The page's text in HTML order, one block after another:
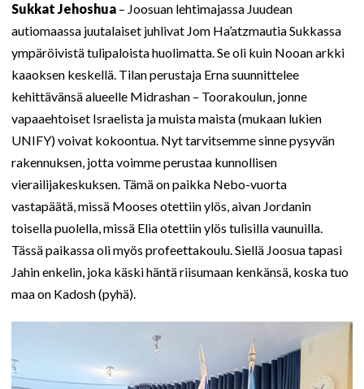
Sukkat Jehoshua – Joosuan lehtimajassa Juudean
autiomaassa juutalaiset juhlivat Jom Ha’atzmautia Sukkassa
ympäröivistä tulipaloista huolimatta. Se oli kuin Nooan arkki
kaaoksen keskellä. Tilan perustaja Erna suunnittelee
kehittävänsä alueelle Midrashan – Toorakoulun, jonne
vapaaehtoiset Israelista ja muista maista (mukaan lukien
UNIFY) voivat kokoontua. Nyt tarvitsemme sinne pysyvän
rakennuksen, jotta voimme perustaa kunnollisen
vierailijakeskuksen. Tämä on paikka Nebo-vuorta
vastapäätä, missä Mooses otettiin ylös, aivan Jordanin
toisella puolella, missä Elia otettiin ylös tulisilla vaunuilla.
Tässä paikassa oli myös profeettakoulu. Siellä Joosua tapasi
Jahin enkelin, joka käski häntä riisumaan kenkänsä, koska tuo
maa on Kadosh (pyhä).